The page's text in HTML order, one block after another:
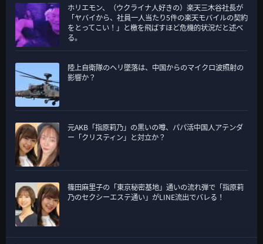
ホリエモン、（ウクライナ人好きの）楽天三木谷社長が
「ヤバイから、社員一人当たり5件の楽天モバイルの契約
をとってこい！」と檄を飛ばすほど危機的状況だと述べ
る。
陸上自衛隊のヘリ墜落は、中国からのマイクロ波照射の
影響か？
元AKB「指原莉乃」の黒いの噂、パパ活中国人アテンダ
ー「クリスティン」と対立か？
篠田麻里子の「東京秘密基地」通いの流れ弾で「指原莉
乃のセクシーエステ通い」がLINE流出でバレる！